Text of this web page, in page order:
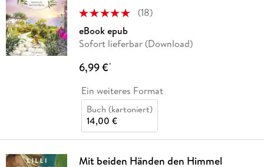
(18)
eBook epub
Sofort lieferbar (Download)
6,99 €*
Ein weiteres Format
Buch (kartoniert)
14,00 €
Mit beiden Händen den Himmel